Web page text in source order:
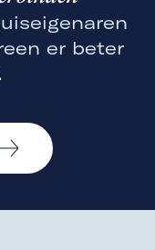
er beter